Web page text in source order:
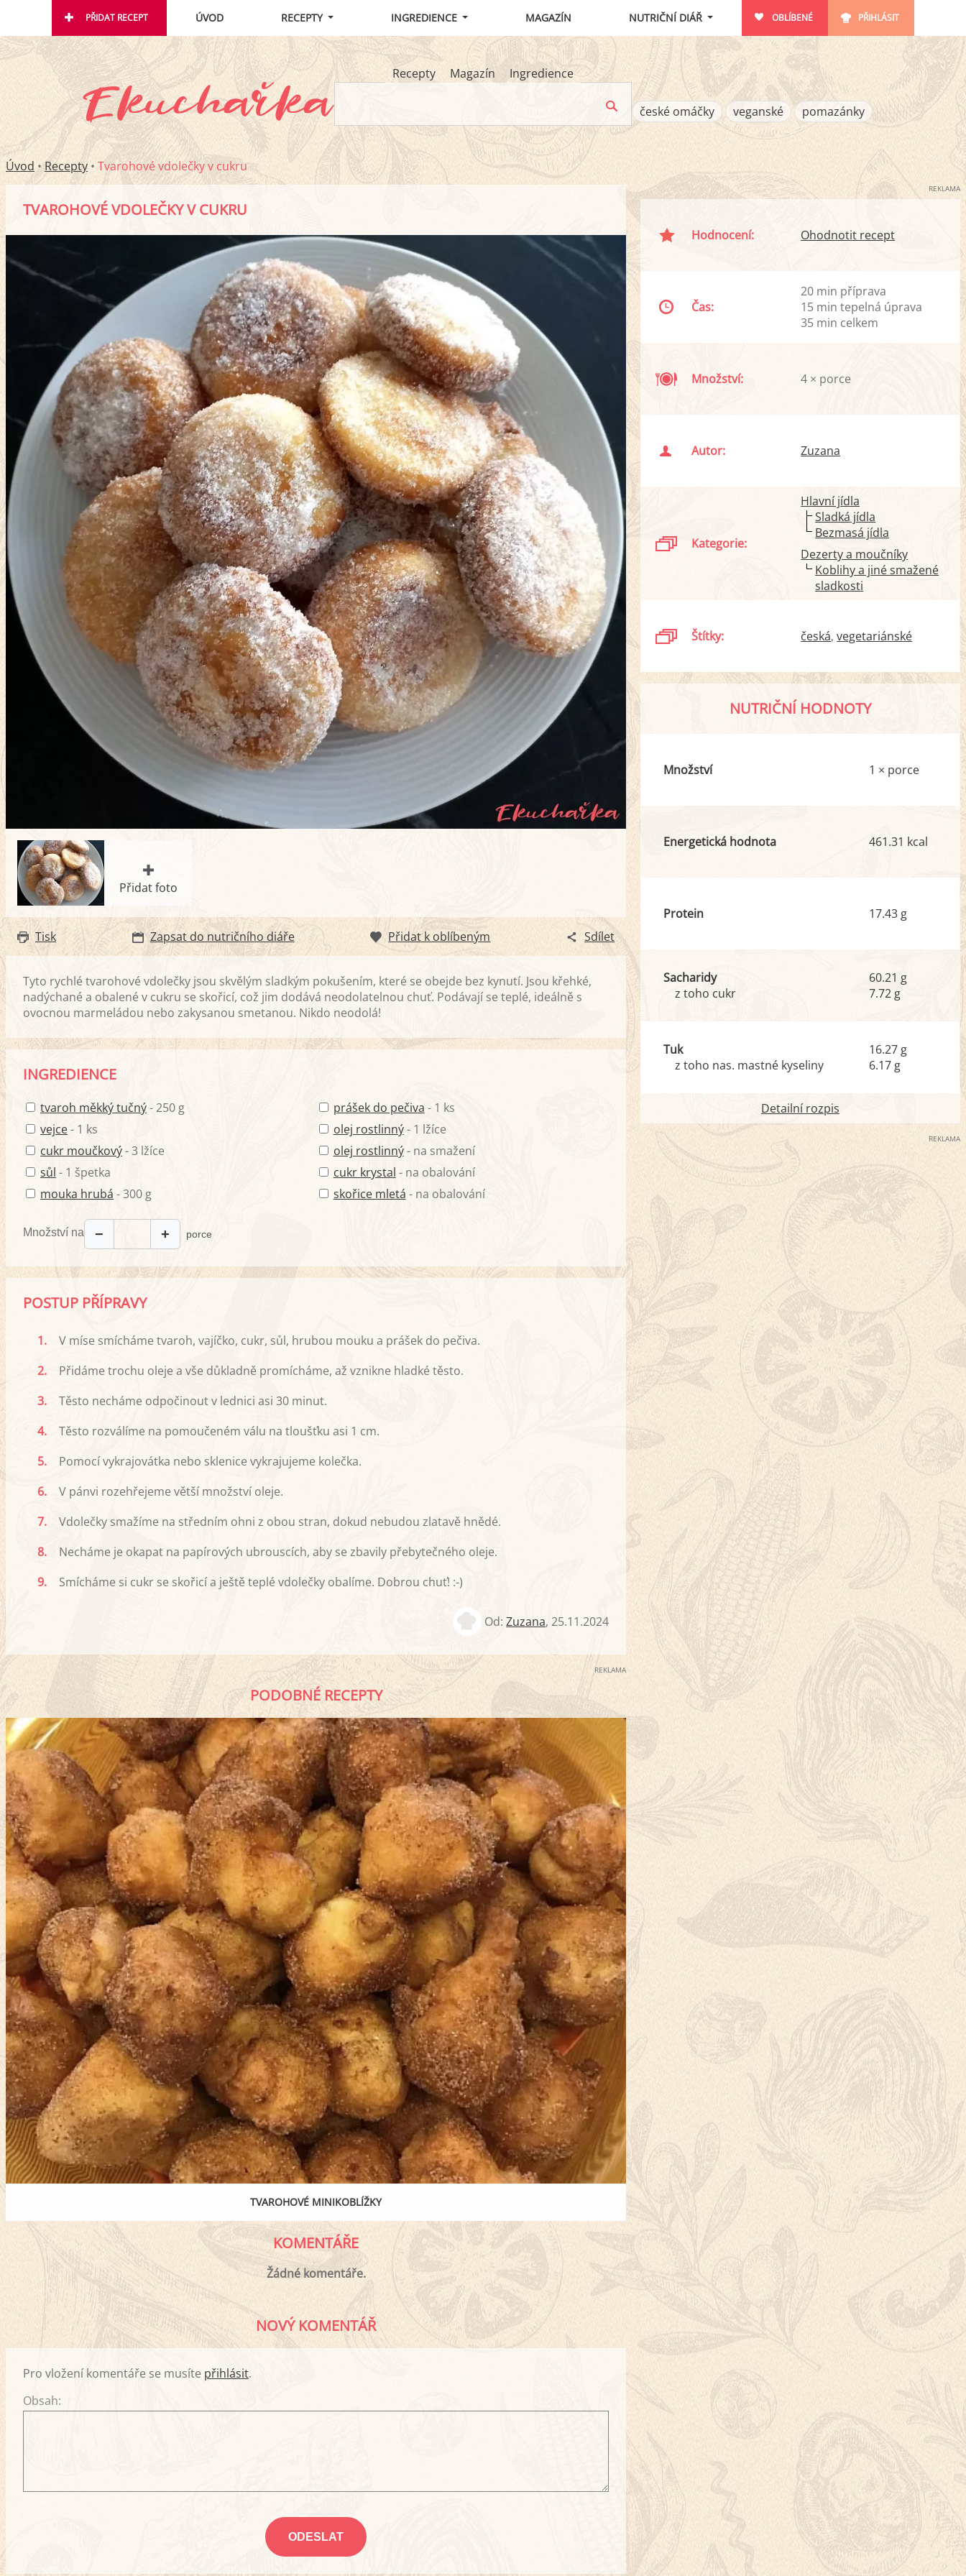
PŘIDAT RECEPT ÚVOD RECEPTY INGREDIENCE MAGAZÍN NUTRIČNÍ DIÁŘ OBLÍBENÉ PŘIHLÁSIT
Recepty Magazín Ingredience
české omáčky veganské pomazánky
Úvod • Recepty • Tvarohové vdolečky v cukru
TVAROHOVÉ VDOLEČKY V CUKRU
Přidat foto
Tisk Zapsat do nutričního diáře Přidat k oblíbeným Sdílet
Tyto rychlé tvarohové vdolečky jsou skvělým sladkým pokušením, které se obejde bez kynutí. Jsou křehké,
nadýchané a obalené v cukru se skořicí, což jim dodává neodolatelnou chuť. Podávají se teplé, ideálně s
ovocnou marmeládou nebo zakysanou smetanou. Nikdo neodolá!
INGREDIENCE
tvaroh měkký tučný- 250 g
vejce- 1 ks
cukr moučkový- 3 lžíce
sůl - 1 špetka
mouka hrubá - 300 g
prášek do pečiva - 1 ks
olej rostlinný- 1 lžíce
olej rostlinný- na smažení
cukr krystal - na obalování
skořice mletá - na obalování
Množství na − + porce
POSTUP PŘÍPRAVY
1.
V míse smícháme tvaroh, vajíčko, cukr, sůl, hrubou mouku a prášek do pečiva.
2.
Přidáme trochu oleje a vše důkladně promícháme, až vznikne hladké těsto.
3.
Těsto necháme odpočinout v lednici asi 30 minut.
4.
Těsto rozválíme na pomoučeném válu na tloušťku asi 1 cm.
5.
Pomocí vykrajovátka nebo sklenice vykrajujeme kolečka.
6.
V pánvi rozehřejeme větší množství oleje.
7.
Vdolečky smažíme na středním ohni z obou stran, dokud nebudou zlatavě hnědé.
8.
Necháme je okapat na papírových ubrouscích, aby se zbavily přebytečného oleje.
9.
Smícháme si cukr se skořicí a ještě teplé vdolečky obalíme. Dobrou chuť! :-)
Od:Zuzana,25.11.2024
REKLAMA
PODOBNÉ RECEPTY
TVAROHOVÉ MINIKOBLÍŽKY BAVORSKÉ
KOMENTÁŘE
Žádné komentáře.
NOVÝ KOMENTÁŘ
Pro vložení komentáře se musíte přihlásit.
Obsah:
REKLAMA
Hodnocení: Ohodnotit recept
Čas:
20 min příprava
15 min tepelná úprava
35 min celkem
Množství: 4 × porce
Autor: Zuzana
Kategorie:
Hlavní jídla
Sladká jídla
Bezmasá jídla
Dezerty a moučníky
Koblihy a jiné smažené
sladkosti
Štítky: česká vegetariánské
NUTRIČNÍ HODNOTY
Množství 1 × porce
Energetická hodnota 461.31 kcal
Protein 17.43 g
Sacharidy
z toho cukr
60.21 g
7.72 g
Tuk
z toho nas. mastné kyseliny
16.27 g
6.17 g
Detailní rozpis
REKLAMA